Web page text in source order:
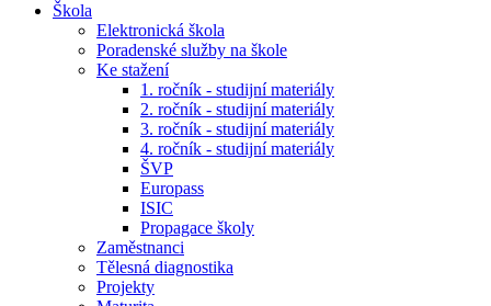
Škola
Elektronická škola
Poradenské služby na škole
Ke stažení
1. ročník - studijní materiály
2. ročník - studijní materiály
3. ročník - studijní materiály
4. ročník - studijní materiály
ŠVP
Europass
ISIC
Propagace školy
Zaměstnanci
Tělesná diagnostika
Projekty